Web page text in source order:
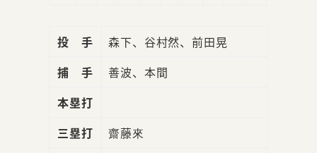
投 手
森下、谷村然、前田晃
捕 手
善波、本間
本塁打
三塁打
齋藤來